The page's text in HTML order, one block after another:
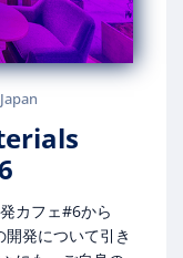
カフェ#6から
発について引き